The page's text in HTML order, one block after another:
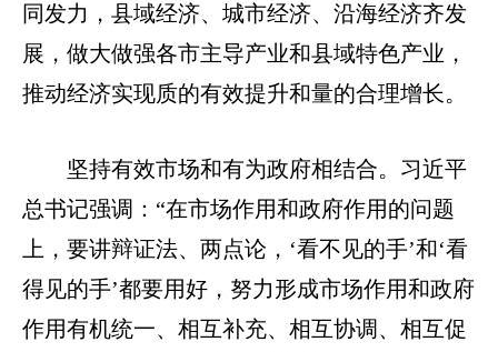
同发力，县域经济、城市经济、沿海经济齐发
展，做大做强各市主导产业和县域特色产业，
推动经济实现质的有效提升和量的合理增长。
坚持有效市场和有为政府相结合。习近平
总书记强调：“在市场作用和政府作用的问题
上，要讲辩证法、两点论，‘看不见的手’和‘看
得见的手’都要用好，努力形成市场作用和政府
作用有机统一、相互补充、相互协调、相互促